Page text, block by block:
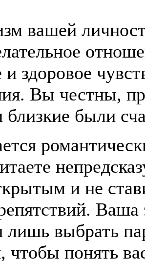
вашей
и здоровое
Вы честны,
были
и не
Ваша
лишь выбрать
чтобы понять